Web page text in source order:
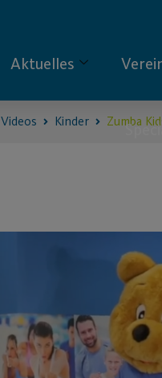
Aktuelles
Videos Kinder Zumba